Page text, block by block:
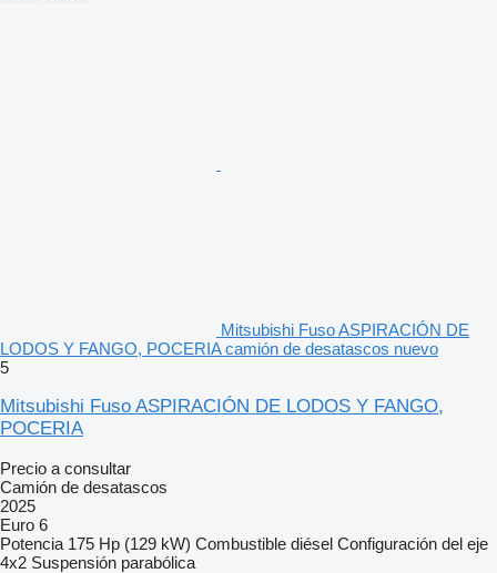
Mitsubishi Fuso ASPIRACIÓN DE
LODOS Y FANGO, POCERIA camión de desatascos nuevo
5
Mitsubishi Fuso ASPIRACIÓN DE LODOS Y FANGO,
POCERIA
Precio a consultar
Camión de desatascos
2025
Euro 6
Potencia 175 Hp (129 kW) Combustible diésel Configuración del eje
4x2 Suspensión parabólica